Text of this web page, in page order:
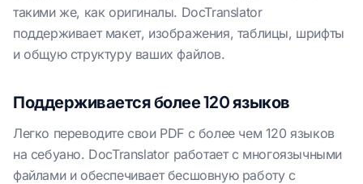
такими же, как оригиналы. DocTranslator
поддерживает макет, изображения, таблицы, шрифты
и общую структуру ваших файлов.
Поддерживается более 120 языков
Легко переводите свои PDF с более чем 120 языков
на себуано. DocTranslator работает с многоязычными
файлами и обеспечивает бесшовную работу с